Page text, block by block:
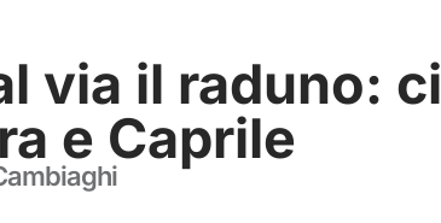
via il raduno: ci
e Caprile